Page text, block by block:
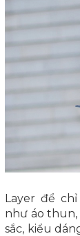
Layer để
như áo thun,
sắc, kiểu